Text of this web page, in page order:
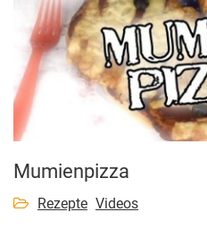
Mumienpizza
Rezepte Videos